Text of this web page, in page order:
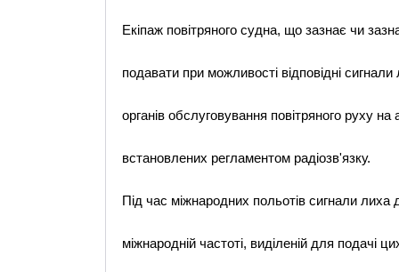
Екіпаж повітряного судна, що зазнає чи
подавати при можливості відповідні
органів обслуговування повітряного руху на
встановлених регламентом радіозв'язку.
Під час міжнародних польотів сигнали
міжнародній частоті, виділеній для подачі